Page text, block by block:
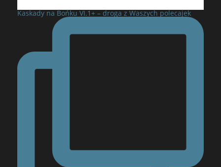
Kaskady na Bońku VI.1+ – droga z Waszych polecajek